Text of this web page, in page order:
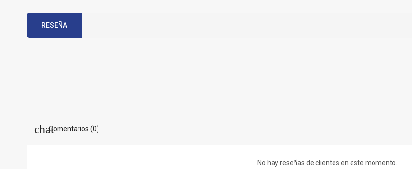
RESEÑA
Comentarios (0)
No hay reseñas de clientes en este momento.